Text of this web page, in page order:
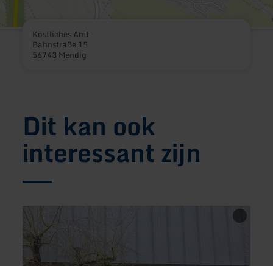
Köstliches Amt
Bahnstraße 15
56743 Mendig
Dit kan ook
interessant zijn
meer
informatie
over:
Café
"Zum
Schänzchen"